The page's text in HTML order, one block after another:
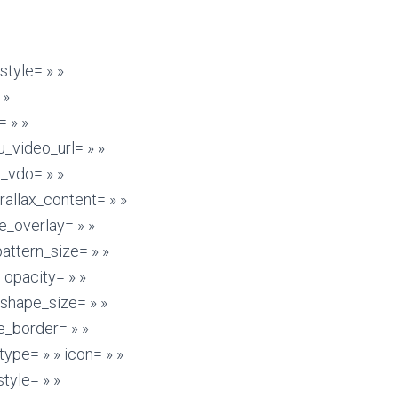
»50″ img_width= »48″ line_icon_fixer= »10″ main_heading_margin= »margin-bottom:10px; » sub_heading_font_family= »font_family:Roboto|font_call:Roboto|variant:300″ sub_heading_style= »font-weight:300; »]Few Random Possibilities Below.[/ultimate_heading][/vc_column][/vc_row][vc_row video_opts= » » multi_color_overlay= » » css= ».vc_custom_1434455045310{margin-bottom: 0px !important;} »][vc_column width= »1/1″][ultimate_heading main_heading= »Change All the Colors » heading_tag= »h4″ alignment= »center » spacer= »no_spacer » spacer_position= »top » spacer_img_width= »48″ line_style= »solid » line_height= »1″ line_color= »#333333″ icon_type= »selector » icon_size= »32″ icon_style= »none » icon_color_border= »#333333″ icon_border_size= »1″ icon_border_radius= »500″ icon_border_spacing= »50″ img_width= »48″ line_icon_fixer= »10″ sub_heading_font_family= »font_family:Roboto|font_call:Roboto|variant:300″ sub_heading_style= »font-weight:300; » main_heading_margin= »margin-bottom:15px; »][